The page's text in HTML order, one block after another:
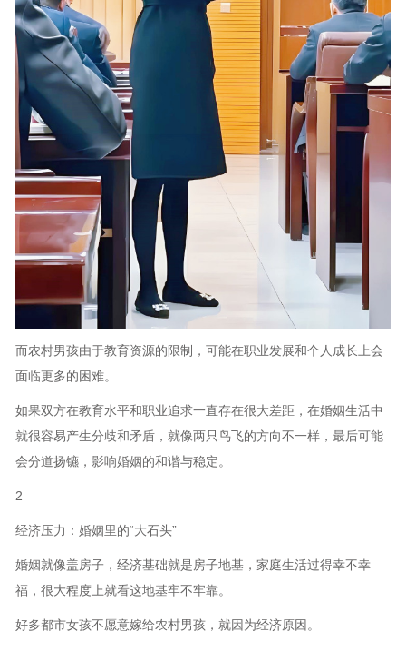
而农村男孩由于教育资源的限制，可能在职业发展和个人成长上会
面临更多的困难。
如果双方在教育水平和职业追求一直存在很大差距，在婚姻生活中
就很容易产生分歧和矛盾，就像两只鸟飞的方向不一样，最后可能
会分道扬镳，影响婚姻的和谐与稳定。
2
经济压力：婚姻里的“大石头”
婚姻就像盖房子，经济基础就是房子地基，家庭生活过得幸不幸
福，很大程度上就看这地基牢不牢靠。
好多都市女孩不愿意嫁给农村男孩，就因为经济原因。